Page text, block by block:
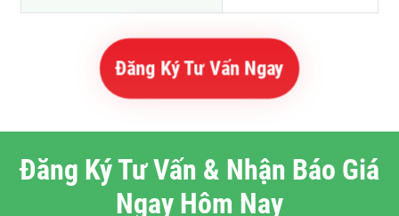
Đăng Ký Tư Vấn Ngay
Đăng Ký Tư Vấn & Nhận Báo Giá
Ngay Hôm Nay